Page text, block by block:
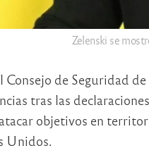
Zelenski se
Consejo de Seguridad
tras las
objetivos en
Unidos.